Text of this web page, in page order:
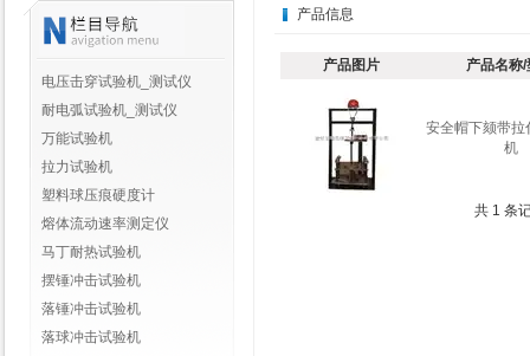
电压击穿试验机_测试仪
耐电弧试验机_测试仪
万能试验机
拉力试验机
塑料球压痕硬度计
熔体流动速率测定仪
马丁耐热试验机
摆锤冲击试验机
落锤冲击试验机
落球冲击试验机
产品信息
产品图片 产品名称/
安全帽下颏带拉
机
共 1 条